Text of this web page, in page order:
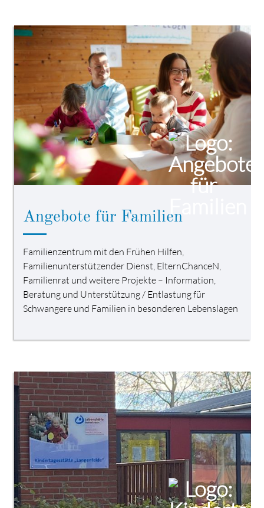
Ausflugsmöglichkeiten
der
Kindertagesstätte
Langenfelde
Angebote für Familien
Familienzentrum mit den Frühen Hilfen,
Familienunterstützender Dienst, ElternChanceN,
Familienrat und weitere Projekte – Information,
Beratung und Unterstützung / Entlastung für
Schwangere und Familien in besonderen Lebenslagen